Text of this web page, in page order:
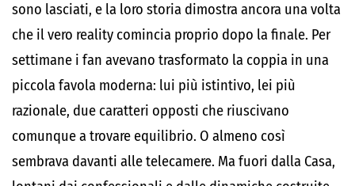
sono lasciati, e la loro storia dimostra ancora una volta
che il vero reality comincia proprio dopo la finale. Per
settimane i fan avevano trasformato la coppia in una
piccola favola moderna: lui più istintivo, lei più
razionale, due caratteri opposti che riuscivano
comunque a trovare equilibrio. O almeno così
sembrava davanti alle telecamere. Ma fuori dalla Casa,